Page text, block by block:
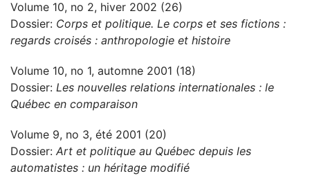
Volume 10, no 2, hiver 2002 (26)
Dossier: Corps et politique. Le corps et ses fictions :
regards croisés : anthropologie et histoire
Volume 10, no 1, automne 2001 (18)
Dossier: Les nouvelles relations internationales : le
Québec en comparaison
Volume 9, no 3, été 2001 (20)
Dossier: Art et politique au Québec depuis les
automatistes : un héritage modifié